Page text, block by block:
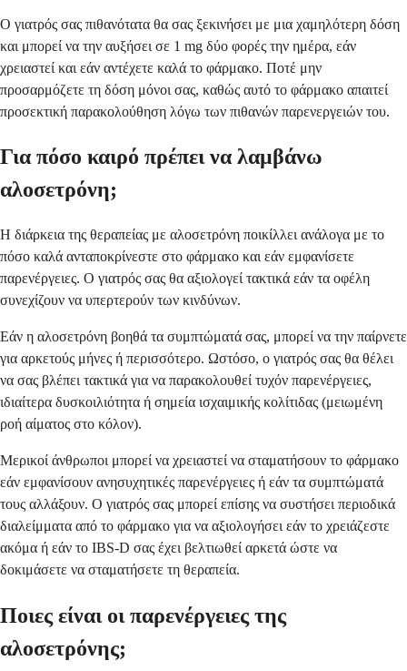
Ο γιατρός σας πιθανότατα θα σας ξεκινήσει με μια χαμηλότερη δόση
και μπορεί να την αυξήσει σε 1 mg δύο φορές την ημέρα, εάν
χρειαστεί και εάν αντέχετε καλά το φάρμακο. Ποτέ μην
προσαρμόζετε τη δόση μόνοι σας, καθώς αυτό το φάρμακο απαιτεί
προσεκτική παρακολούθηση λόγω των πιθανών παρενεργειών του.
Για πόσο καιρό πρέπει να λαμβάνω
αλοσετρόνη;
Η διάρκεια της θεραπείας με αλοσετρόνη ποικίλλει ανάλογα με το
πόσο καλά ανταποκρίνεστε στο φάρμακο και εάν εμφανίσετε
παρενέργειες. Ο γιατρός σας θα αξιολογεί τακτικά εάν τα οφέλη
συνεχίζουν να υπερτερούν των κινδύνων.
Εάν η αλοσετρόνη βοηθά τα συμπτώματά σας, μπορεί να την παίρνετε
για αρκετούς μήνες ή περισσότερο. Ωστόσο, ο γιατρός σας θα θέλει
να σας βλέπει τακτικά για να παρακολουθεί τυχόν παρενέργειες,
ιδιαίτερα δυσκοιλιότητα ή σημεία ισχαιμικής κολίτιδας (μειωμένη
ροή αίματος στο κόλον).
Μερικοί άνθρωποι μπορεί να χρειαστεί να σταματήσουν το φάρμακο
εάν εμφανίσουν ανησυχητικές παρενέργειες ή εάν τα συμπτώματά
τους αλλάξουν. Ο γιατρός σας μπορεί επίσης να συστήσει περιοδικά
διαλείμματα από το φάρμακο για να αξιολογήσει εάν το χρειάζεστε
ακόμα ή εάν το IBS-D σας έχει βελτιωθεί αρκετά ώστε να
δοκιμάσετε να σταματήσετε τη θεραπεία.
Ποιες είναι οι παρενέργειες της
αλοσετρόνης;